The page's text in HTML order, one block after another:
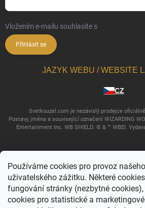
Používáme cookies pro provoz
uživatelského zážitku. Některé
fungování stránky (nezbytné
cookies pro statistické a
Vložením e-mailu souhlasíte s
Přihlásit se
JAZYK WEBU / WEBSITE
CZ
Svetkouzel.com je nezávislý prodejce
Postavy, jména a související označení WIZARDING
Entertainment Inc. WB SHIELD: © & ™ WBEI.